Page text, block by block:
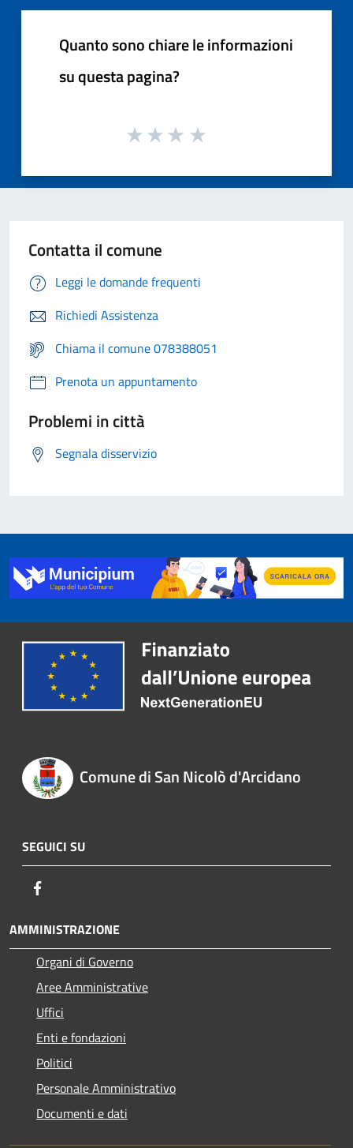
Quanto sono chiare le informazioni
su questa pagina?
Contatta il comune
Leggi le domande frequenti
Richiedi Assistenza
Chiama il comune 078388051
Prenota un appuntamento
Problemi in città
Segnala disservizio
Comune di San Nicolò d'Arcidano
SEGUICI SU
AMMINISTRAZIONE
Organi di Governo
Aree Amministrative
Uffici
Enti e fondazioni
Politici
Personale Amministrativo
Documenti e dati